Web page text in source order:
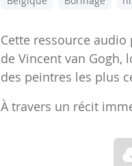
Cette ressource
de Vincent van Gogh,
des peintres les plus
À travers un récit